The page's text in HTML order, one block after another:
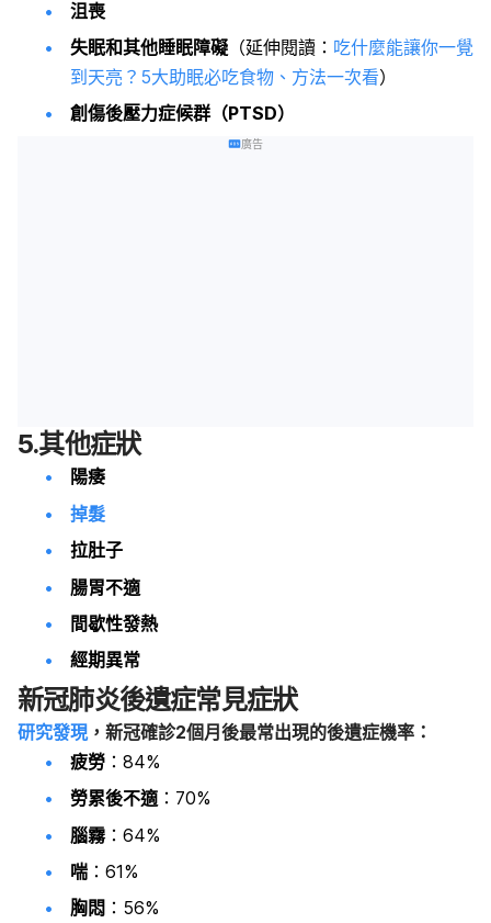
沮喪
失眠和其他睡眠障礙 （延伸閱讀： 吃什麼能讓你一覺
到天亮？5大助眠必吃食物、方法一次看）
創傷後壓力症候群（PTSD）
廣告
5.其他症狀
陽痿
掉髮
拉肚子
腸胃不適
間歇性發熱
經期異常
新冠肺炎後遺症常見症狀
研究發現 ，新冠確診2個月後最常出現的後遺症機率：
疲勞 ：84%
勞累後不適 ：70%
腦霧：64%
喘 ：61%
胸悶 ：56%